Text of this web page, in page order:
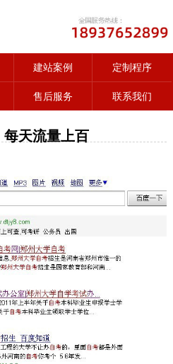
建站案例 定制程序
售后服务 联系我们
天流量上百